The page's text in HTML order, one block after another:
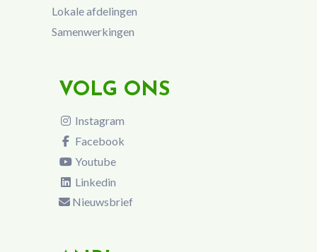
Lokale afdelingen
Samenwerkingen
VOLG ONS
Instagram
Facebook
Youtube
Linkedin
Nieuwsbrief